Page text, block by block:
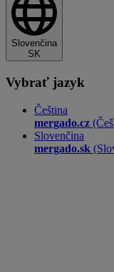
Slovenčina
SK
Vybrať jazyk
Čeština
mergado.cz
Slovenčina
mergado.sk